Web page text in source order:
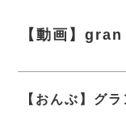
【動画】
【おんぶ】グ